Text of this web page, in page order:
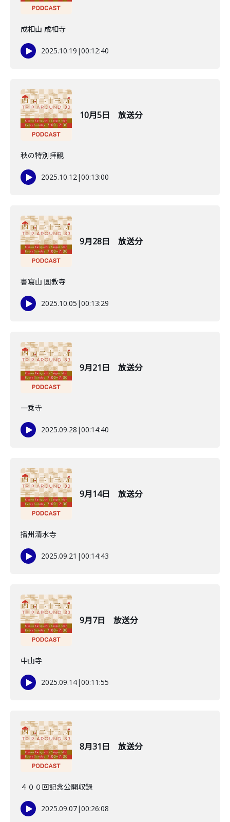
成相山 成相寺
2025.10.19 |00:12:40
10月5日 放送分
秋の特別拝観
2025.10.12|00:13:00
9月28日 放送分
書寫山 圓教寺
2025.10.05 |00:13:29
9月21日 放送分
一乗寺
2025.09.28 |00:14:40
9月14日 放送分
播州清水寺
2025.09.21 |00:14:43
9月7日 放送分
中山寺
2025.09.14|00:11:55
8月31日 放送分
４００回記念公開収録
2025.09.07|00:26:08